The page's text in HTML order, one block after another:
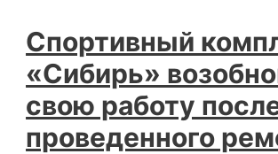
Спортивный
«Сибирь»
свою работу
проведенного